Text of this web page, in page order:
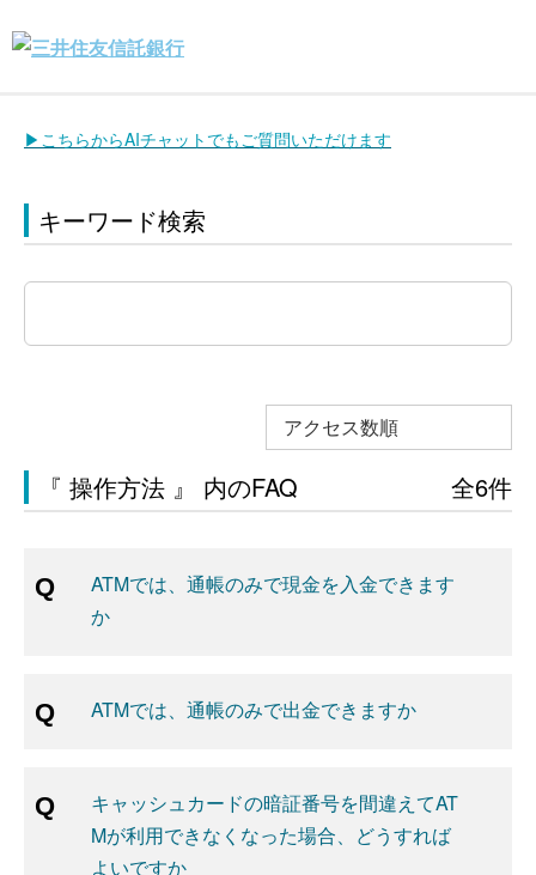
▶こちらからAIチャットでもご質問いただけます
キーワード検索
アクセス数順
『 操作方法 』 内のFAQ 全6件
ATMでは、通帳のみで現金を入金できます
か
ATMでは、通帳のみで出金できますか
キャッシュカードの暗証番号を間違えてAT
Mが利用できなくなった場合、どうすれば
よいですか